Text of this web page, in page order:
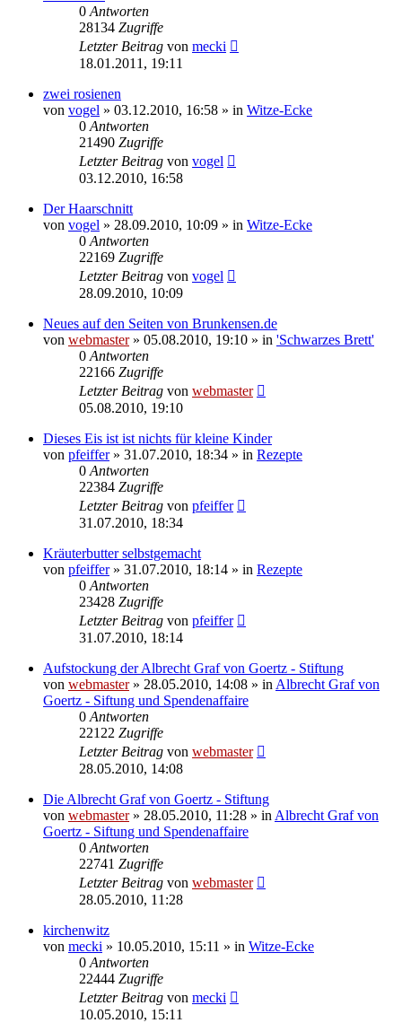
0 Antworten
28134 Zugriffe
Letzter Beitrag von mecki
18.01.2011, 19:11
zwei rosienen
von vogel » 03.12.2010, 16:58 » in Witze-Ecke
0 Antworten
21490 Zugriffe
Letzter Beitrag von vogel
03.12.2010, 16:58
Der Haarschnitt
von vogel » 28.09.2010, 10:09 » in Witze-Ecke
0 Antworten
22169 Zugriffe
Letzter Beitrag von vogel
28.09.2010, 10:09
Neues auf den Seiten von Brunkensen.de
von webmaster» 05.08.2010, 19:10 » in 'Schwarzes Brett'
0 Antworten
22166 Zugriffe
Letzter Beitrag von webmaster
05.08.2010, 19:10
Dieses Eis ist ist nichts für kleine Kinder
von pfeiffer» 31.07.2010, 18:34 » in Rezepte
0 Antworten
22384 Zugriffe
Letzter Beitrag von pfeiffer
31.07.2010, 18:34
Kräuterbutter selbstgemacht
von pfeiffer» 31.07.2010, 18:14 » in Rezepte
0 Antworten
23428 Zugriffe
Letzter Beitrag von pfeiffer
31.07.2010, 18:14
Aufstockung der Albrecht Graf von Goertz - Stiftung
von webmaster» 28.05.2010, 14:08 » in Albrecht Graf von
Goertz - Siftung und Spendenaffaire
0 Antworten
22122 Zugriffe
Letzter Beitrag von webmaster
28.05.2010, 14:08
Die Albrecht Graf von Goertz - Stiftung
von webmaster» 28.05.2010, 11:28 » in Albrecht Graf von
Goertz - Siftung und Spendenaffaire
0 Antworten
22741 Zugriffe
Letzter Beitrag von webmaster
28.05.2010, 11:28
kirchenwitz
von mecki » 10.05.2010, 15:11 » in Witze-Ecke
0 Antworten
22444 Zugriffe
Letzter Beitrag von mecki
10.05.2010, 15:11